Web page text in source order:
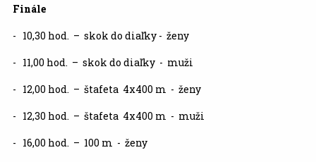
Finále
- 10,30 hod. – skok do diaľky - ženy
- 11,00 hod. – skok do diaľky - muži
- 12,00 hod. – štafeta 4x400 m - ženy
- 12,30 hod. – štafeta 4x400 m - muži
- 16,00 hod. – 100 m - ženy